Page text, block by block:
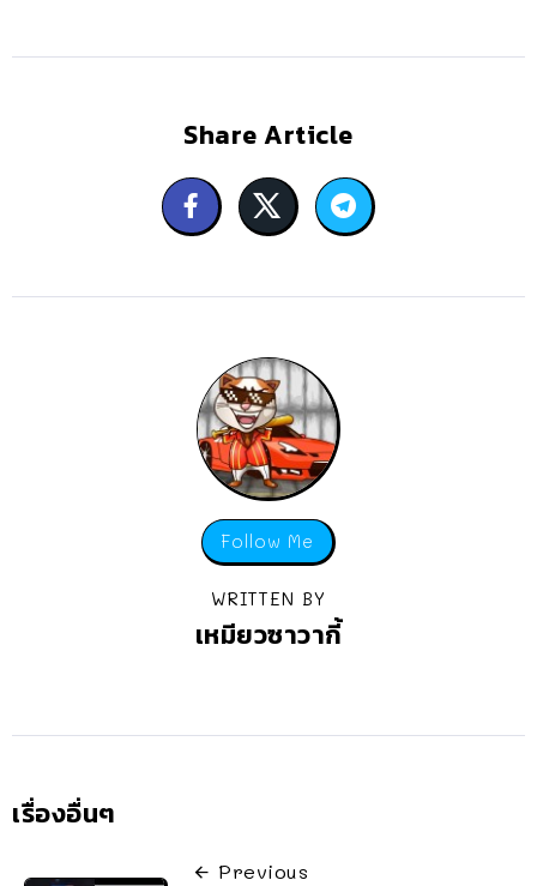
Share Article
Follow Me
WRITTEN BY
เหมียวซาวากี้
เรื่องอื่นๆ
Previous